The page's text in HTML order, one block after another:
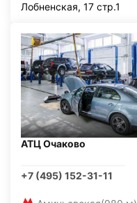
Лобненская, 17 стр.1
АТЦ Очаково
+7 (495) 152-31-11